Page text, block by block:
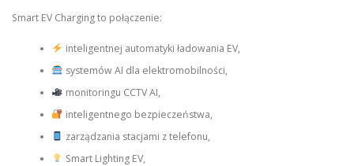
Smart EV Charging to połączenie:
inteligentnej automatyki ładowania EV,
systemów AI dla elektromobilności,
monitoringu CCTV AI,
inteligentnego bezpieczeństwa,
zarządzania stacjami z telefonu,
Smart Lighting EV,